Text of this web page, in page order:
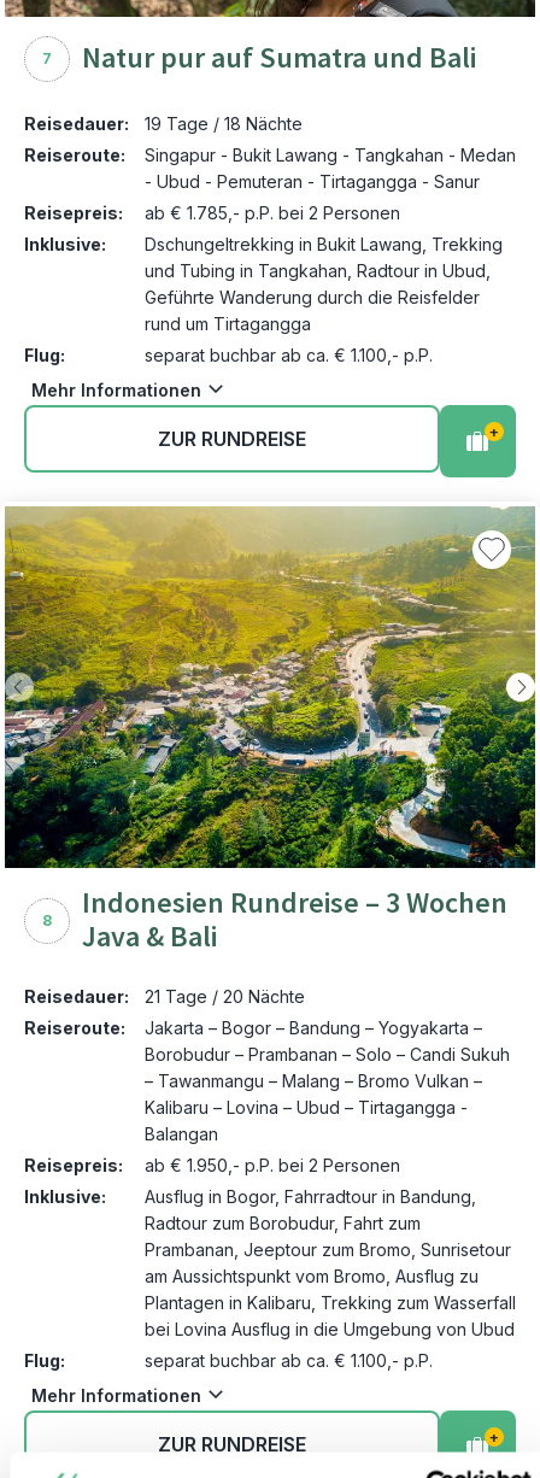
7 Natur pur auf Sumatra und Bali
Reisedauer:
19 Tage / 18 Nächte
Reiseroute:
Singapur - Bukit Lawang - Tangkahan - Medan
- Ubud - Pemuteran - Tirtagangga - Sanur
Reisepreis:
ab € 1.785,- p.P. bei 2 Personen
Inklusive:
Dschungeltrekking in Bukit Lawang, Trekking
und Tubing in Tangkahan, Radtour in Ubud,
Geführte Wanderung durch die Reisfelder
rund um Tirtagangga
Flug:
separat buchbar ab ca. € 1.100,- p.P.
Mehr Informationen
ZUR RUNDREISE +
8
Indonesien Rundreise – 3 Wochen
Java & Bali
Reisedauer:
21 Tage / 20 Nächte
Reiseroute:
Jakarta – Bogor – Bandung – Yogyakarta –
Borobudur – Prambanan – Solo – Candi Sukuh
– Tawanmangu – Malang – Bromo Vulkan –
Kalibaru – Lovina – Ubud – Tirtagangga -
Balangan
Reisepreis:
ab € 1.950,- p.P. bei 2 Personen
Inklusive:
Ausflug in Bogor, Fahrradtour in Bandung,
Radtour zum Borobudur, Fahrt zum
Prambanan, Jeeptour zum Bromo, Sunrisetour
am Aussichtspunkt vom Bromo, Ausflug zu
Plantagen in Kalibaru, Trekking zum Wasserfall
bei Lovina Ausflug in die Umgebung von Ubud
Flug:
separat buchbar ab ca. € 1.100,- p.P.
Mehr Informationen
ZUR RUNDREISE +